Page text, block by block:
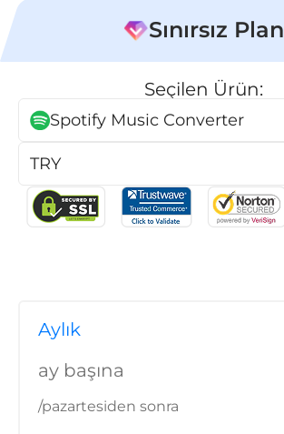
Sınırsız Plan
Seçilen Ürün:
Spotify Music Converter
Aylık
ay başına
/pazartesiden sonra